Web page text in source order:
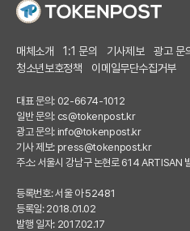
매체소개 1:1 문의 기사제보 광고 문
청소년보호정책
이메일무단수집거부
대표 문의: 02-6674-1012
일반 문의: cs@tokenpost.kr
광고 문의: info@tokenpost.kr
기사 제보: press@tokenpost.kr
주소: 서울시 강남구 논현로 614 ARTISAN
등록번호: 서울 아 52481
등록일: 2018.01.02
발행 일자: 2017.02.17